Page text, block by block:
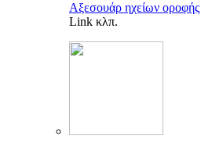
Αξεσουάρ ηχείων οροφής
Link κλπ.